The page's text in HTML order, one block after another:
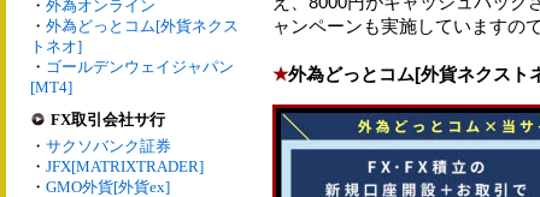
・ 外為オンライン
・ 外為どっとコム[外貨ネクス
トネオ]
・ ゴールデンウェイジャパン
[MT4]
FX取引会社サ行
・ サクソバンク証券
・ JFX[MATRIXTRADER]
・ GMO外貨[外貨ex]
ャンペーンも実施していますの
★外為どっとコム[外貨ネクスト